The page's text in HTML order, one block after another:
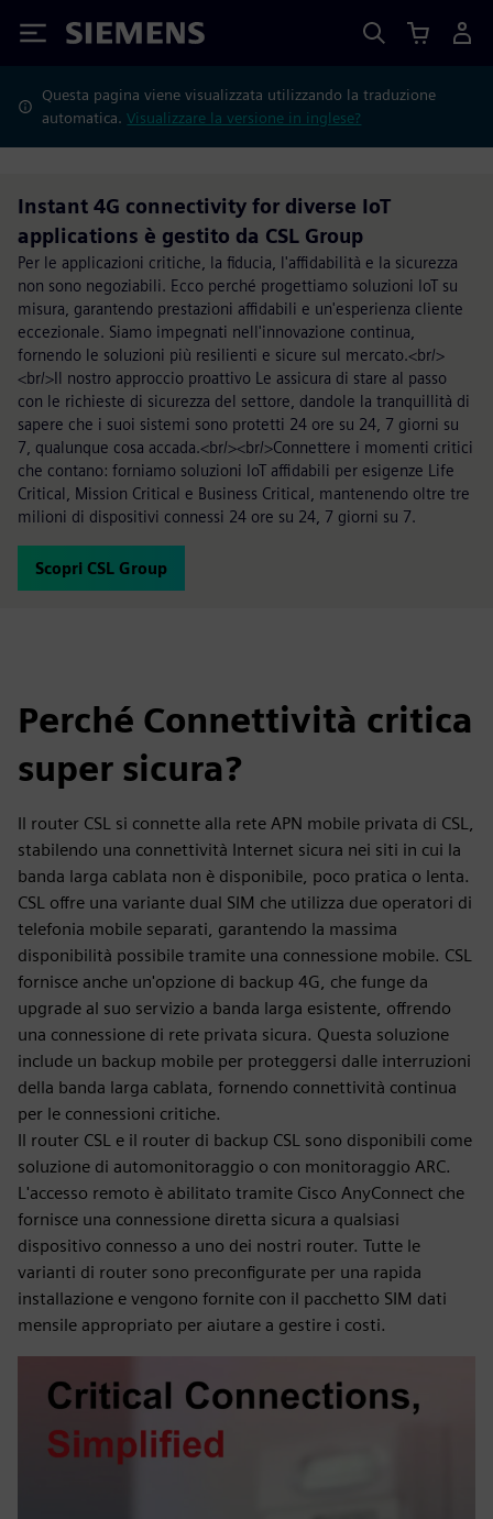
Siemens
Questa pagina viene visualizzata utilizzando la traduzione
automatica.Visualizzare la versione in inglese?
Instant 4G connectivity for diverse IoT
applications è gestito da CSL Group
Per le applicazioni critiche, la fiducia, l'affidabilità e la sicurezza
non sono negoziabili. Ecco perché progettiamo soluzioni IoT su
misura, garantendo prestazioni affidabili e un'esperienza cliente
eccezionale. Siamo impegnati nell'innovazione continua,
fornendo le soluzioni più resilienti e sicure sul mercato.<br/>
<br/>Il nostro approccio proattivo Le assicura di stare al passo
con le richieste di sicurezza del settore, dandole la tranquillità di
sapere che i suoi sistemi sono protetti 24 ore su 24, 7 giorni su
7, qualunque cosa accada.<br/><br/>Connettere i momenti critici
che contano: forniamo soluzioni IoT affidabili per esigenze Life
Critical, Mission Critical e Business Critical, mantenendo oltre tre
milioni di dispositivi connessi 24 ore su 24, 7 giorni su 7.
Scopri CSL Group
Perché Connettività critica
super sicura?
Il router CSL si connette alla rete APN mobile privata di CSL,
stabilendo una connettività Internet sicura nei siti in cui la
banda larga cablata non è disponibile, poco pratica o lenta.
CSL offre una variante dual SIM che utilizza due operatori di
telefonia mobile separati, garantendo la massima
disponibilità possibile tramite una connessione mobile. CSL
fornisce anche un'opzione di backup 4G, che funge da
upgrade al suo servizio a banda larga esistente, offrendo
una connessione di rete privata sicura. Questa soluzione
include un backup mobile per proteggersi dalle interruzioni
della banda larga cablata, fornendo connettività continua
per le connessioni critiche.
Il router CSL e il router di backup CSL sono disponibili come
soluzione di automonitoraggio o con monitoraggio ARC.
L'accesso remoto è abilitato tramite Cisco AnyConnect che
fornisce una connessione diretta sicura a qualsiasi
dispositivo connesso a uno dei nostri router. Tutte le
varianti di router sono preconfigurate per una rapida
installazione e vengono fornite con il pacchetto SIM dati
mensile appropriato per aiutare a gestire i costi.